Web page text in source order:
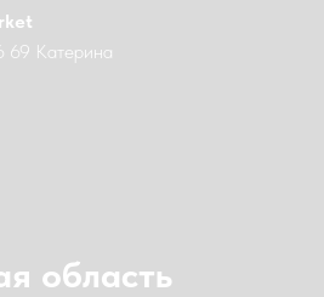
69 Катерина
область